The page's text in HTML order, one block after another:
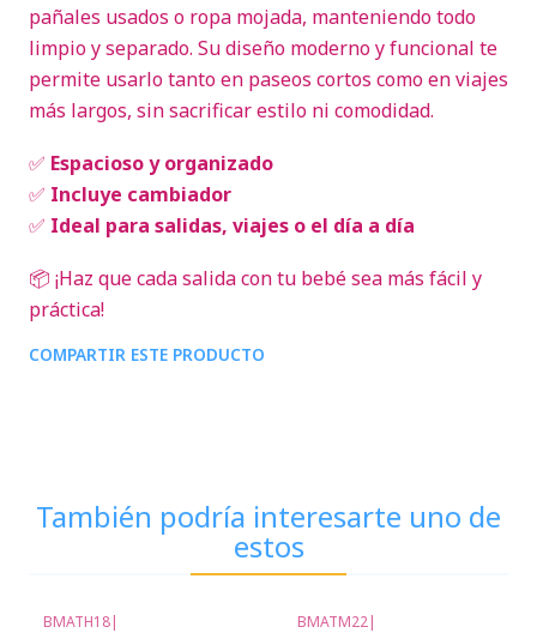
pañales usados o ropa mojada, manteniendo todo
limpio y separado. Su diseño moderno y funcional te
permite usarlo tanto en paseos cortos como en viajes
más largos, sin sacrificar estilo ni comodidad.
✅ Espacioso y organizado
✅ Incluye cambiador
✅ Ideal para salidas, viajes o el día a día
📦 ¡Haz que cada salida con tu bebé sea más fácil y
práctica!
COMPARTIR ESTE PRODUCTO
También podría interesarte uno de
estos
BMATH18| BMATM22|